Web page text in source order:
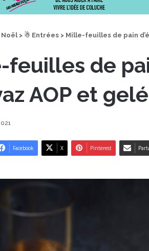
︎ Noël > ☃ Entrées > Mille-feuilles de pain
feuilles de
AOP et
Facebook X Pinterest